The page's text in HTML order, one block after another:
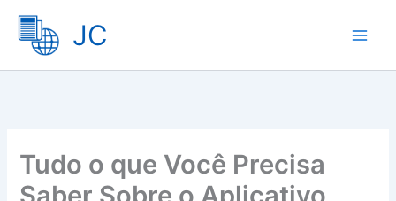
para
conteúdo
JC
Tudo o que Você Precisa